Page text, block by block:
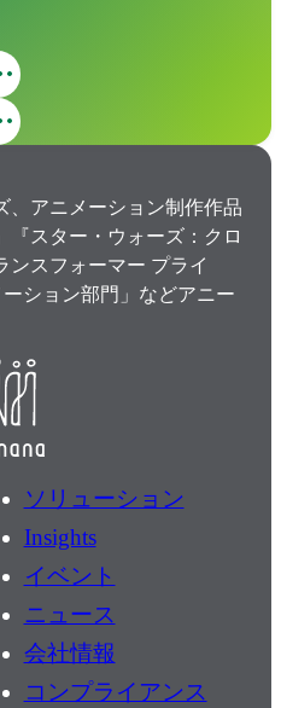
、アニメーション制作作品
『スター・ウォーズ：クロ
ンスフォーマー プライ
ション部門」などアニー
ソリューション
Insights
イベント
ニュース
会社情報
コンプライアンス